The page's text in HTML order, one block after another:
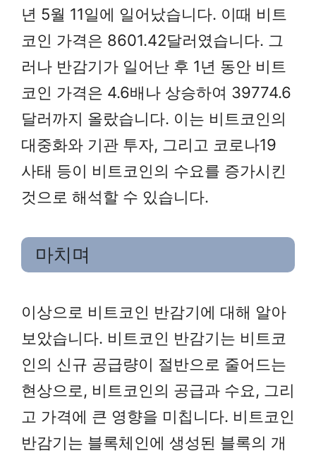
년 5월 11일에 일어났습니다. 이때 비트
코인 가격은 8601.42달러였습니다. 그
러나 반감기가 일어난 후 1년 동안 비트
코인 가격은 4.6배나 상승하여 39774.6
달러까지 올랐습니다. 이는 비트코인의
대중화와 기관 투자, 그리고 코로나19
사태 등이 비트코인의 수요를 증가시킨
것으로 해석할 수 있습니다.
마치며
이상으로 비트코인 반감기에 대해 알아
보았습니다. 비트코인 반감기는 비트코
인의 신규 공급량이 절반으로 줄어드는
현상으로, 비트코인의 공급과 수요, 그리
고 가격에 큰 영향을 미칩니다. 비트코인
반감기는 블록체인에 생성된 블록의 개